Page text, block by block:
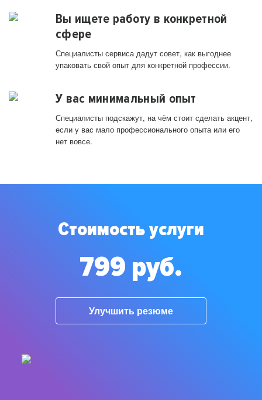
Вы ищете работу в конкретной
сфере
Специалисты сервиса дадут совет, как выгоднее
упаковать свой опыт для конкретной профессии.
У вас минимальный опыт
Специалисты подскажут, на чём стоит сделать акцент,
если у вас мало профессионального опыта или его
нет вовсе.
Стоимость услуги
799 руб.
Улучшить резюме